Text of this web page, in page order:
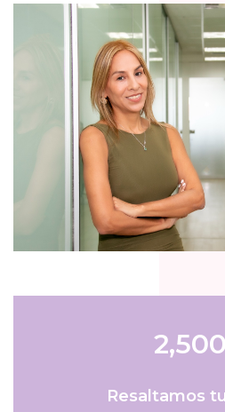
2,500
Resaltamos